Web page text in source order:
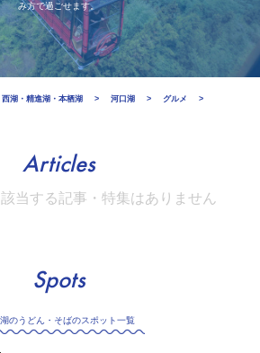
み方で過ごせます。
湖・精進湖・本栖湖 河口湖
グルメ
Articles
当する記事・特集はありません
Spots
のうどん・そばのスポット一覧